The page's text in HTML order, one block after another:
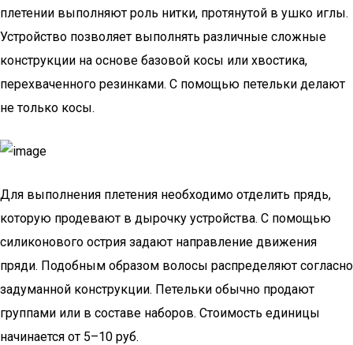
плетении выполняют роль нитки, протянутой в ушко иглы.
Устройство позволяет выполнять различные сложные
конструкции на основе базовой косы или хвостика,
перехваченного резинками. С помощью петельки делают
не только косы.
Для выполнения плетения необходимо отделить прядь,
которую продевают в дырочку устройства. С помощью
силиконового острия задают направление движения
пряди. Подобным образом волосы распределяют согласно
задуманной конструкции. Петельки обычно продают
группами или в составе наборов. Стоимость единицы
начинается от 5–10 руб.